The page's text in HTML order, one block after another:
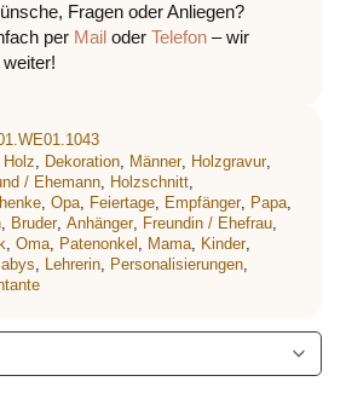
Fragen oder Anliegen?
per Mail oder Telefon – wir
Holz, Dekoration, Männer, Holzgravur,
/ Ehemann, Holzschnitt,
, Opa, Feiertage, Empfänger, Papa,
, Bruder, Anhänger, Freundin / Ehefrau,
, Oma, Patenonkel , Mama, Kinder,
, Lehrerin, Personalisierungen,